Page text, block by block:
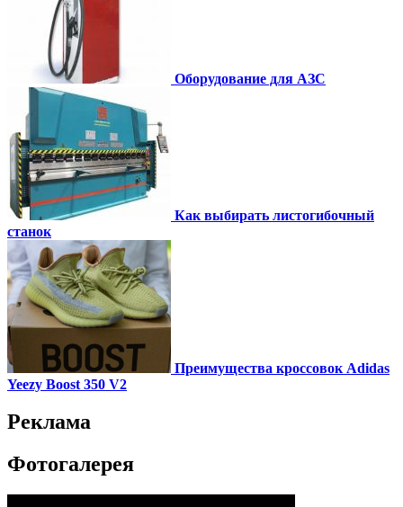
Оборудование для АЗС
Как выбирать листогибочный
станок
Преимущества кроссовок Adidas
Yeezy Boost 350 V2
Реклама
Фотогалерея